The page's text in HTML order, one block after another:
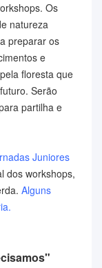
Os
natureza
preparar os
e
floresta que
Serão
partilha e
Juniores
dos workshops,
Alguns